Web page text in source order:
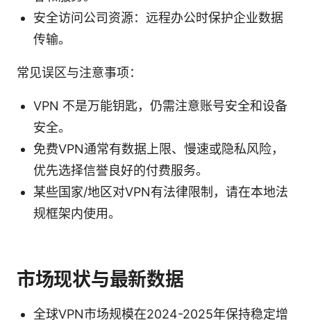
安全访问公司资源：远程办公时保护企业数据
传输。
常见误区与注意事项：
VPN 不是万能钥匙，仍需注意账号安全和设备
安全。
免费VPN通常有数据上限、慢速或隐私风险，
优先选择信誉良好的付费服务。
某些国家/地区对VPN有法律限制，请在本地法
规框架内使用。
市场现状与最新数据
全球VPN市场规模在2024-2025年保持稳定增